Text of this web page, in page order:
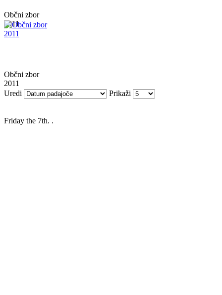
Občni zbor
2011
Občni zbor
2011
Uredi
Prikaži
Friday the 7th. .